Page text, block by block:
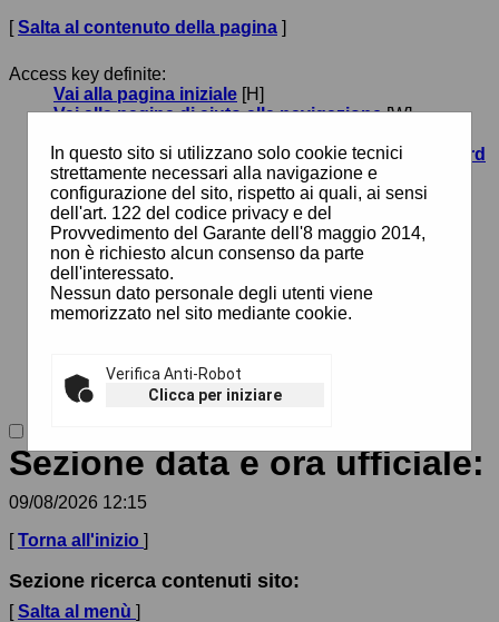
[Salta al contenuto della pagina ]
Access key definite:
Vai alla pagina iniziale [H]
Vai alla pagina di aiuto alla navigazione[W]
Passa al testo con caratteri di dimensione standard
[N]
Passa al testo con caratteri di dimensione grande
[B]
Passa al testo con caratteri di dimensione molto
grande[V]
Passa alla visualizzazione grafica
Passa alla visualizzazione solo testo[T]
Passa alla visualizzazione in alto contrasto e solo
Salta al menù[1]
Salta al contenuto della pagina
Sezione data e ora ufficiale:
09/08/2026 12:15
[Torna all'inizio ]
Sezione ricerca contenuti sito:
[Salta al menù ]
In questo sito si utilizzano solo cookie tecnici
strettamente necessari alla navigazione e
configurazione del sito, rispetto ai quali, ai sensi
dell'art. 122 del codice privacy e del
Provvedimento del Garante dell'8 maggio 2014,
non è richiesto alcun consenso da parte
dell'interessato.
Nessun dato personale degli utenti viene
memorizzato nel sito mediante cookie.
Verifica Anti-Robot
Clicca per iniziare